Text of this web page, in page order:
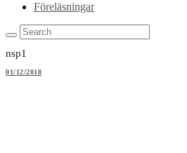
Föreläsningar
nsp1
01/12/2018